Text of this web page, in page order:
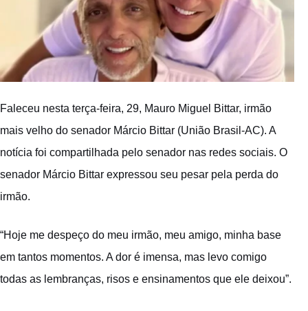
Faleceu nesta terça-feira, 29, Mauro Miguel Bittar, irmão
mais velho do senador Márcio Bittar (União Brasil-AC). A
notícia foi compartilhada pelo senador nas redes sociais. O
senador Márcio Bittar expressou seu pesar pela perda do
irmão.
“Hoje me despeço do meu irmão, meu amigo, minha base
em tantos momentos. A dor é imensa, mas levo comigo
todas as lembranças, risos e ensinamentos que ele deixou”.